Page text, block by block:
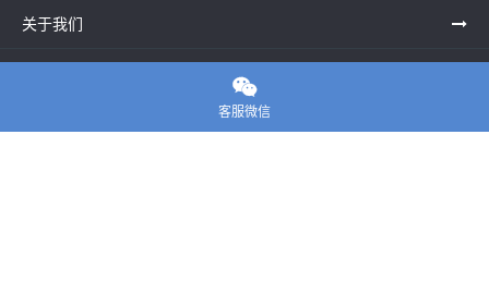
关于我们

客服微信